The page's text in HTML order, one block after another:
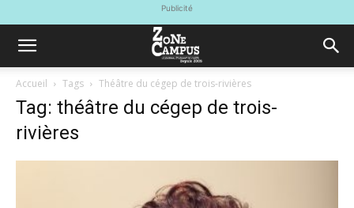
Publicité
Accueil Tags Théâtre du cégep de trois-rivières
Tag: théâtre du cégep de trois-
rivières